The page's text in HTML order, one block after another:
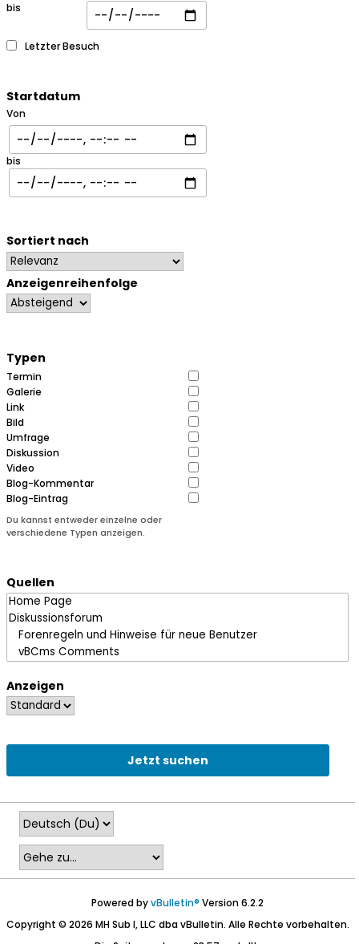
bis
Letzter Besuch
Startdatum
Von
bis
Sortiert nach
Anzeigenreihenfolge
Typen
Termin
Galerie
Link
Bild
Umfrage
Diskussion
Video
Blog-Kommentar
Blog-Eintrag
Du kannst entweder einzelne oder
verschiedene Typen anzeigen.
Quellen
Anzeigen
Jetzt suchen
Powered byvBulletin® Version 6.2.2
Copyright © 2026 MH Sub I, LLC dba vBulletin. Alle Rechte vorbehalten.